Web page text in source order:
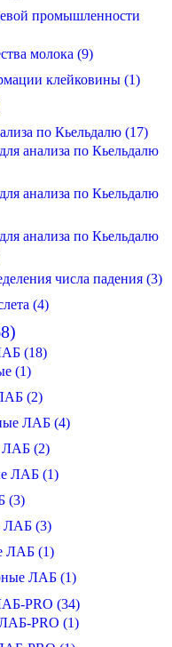
промышленности
молока (9)
клейковины (1)
по Кьельдалю (17)
анализа по Кьельдалю
анализа по Кьельдалю
анализа по Кьельдалю
числа падения (3)
(4)
(18)
(1)
(2)
ЛАБ (4)
ЛАБ (2)
ЛАБ (1)
(3)
ЛАБ (3)
ЛАБ (1)
ЛАБ (1)
PRO (34)
PRO (1)